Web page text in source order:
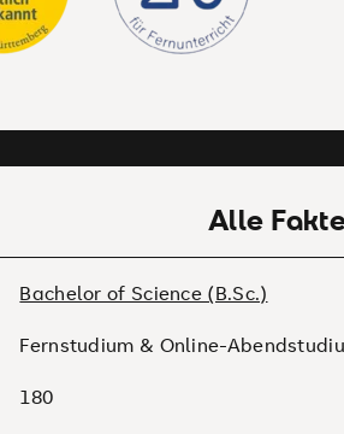
Alle
Bachelor of Science (B.Sc.)
Fernstudium & Online-
180